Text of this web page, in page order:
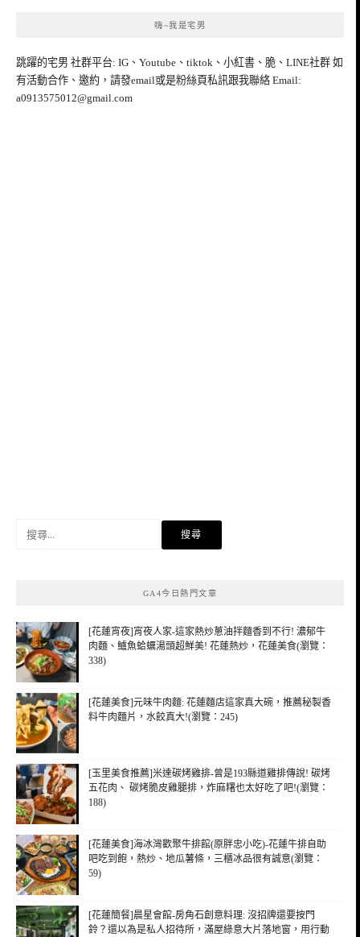
嗨~我是宅男
跳躍的宅男 社群平台: IG、Youtube、tiktok、小紅書、脆、LINE社群 如
有活動合作、邀約，請發email或是粉絲頁私訊跟我聯絡 Email:
a0913575012@gmail.com
GA4今日熱門文章
[花蓮宵夜]宵夜人家-這家熱炒蔥油拌麵香到不行! 濃郁牛
肉麵、鱸魚蛤蠣湯頭超鮮美! 花蓮熱炒，花蓮美食(瀏覽：
338)
[花蓮美食]元味牛肉麵: 花蓮麵店這家真大碗，推薦秘製香
料牛肉麵片，水餃真大!(瀏覽：245)
[玉里美食推薦]米達碳烤雞排-曾是193縣道雞排傳說! 碳烤
五花肉、 碳烤脆皮雞腿排，炸麻糬也太好吃了吧!(瀏覽：
188)
[花蓮美食]海冰灣歡聚牛排館(原胖忠小吃)-花蓮牛排自助
吧吃到飽，熱炒、地瓜薯條，三櫃冰品很有誠意(瀏覽：
59)
[花蓮簡餐]晨星會館-房角石創意料理: 沒招牌還要按門
鈴？還以為是私人招待所，滿屋綠意大片落地窗，用行動